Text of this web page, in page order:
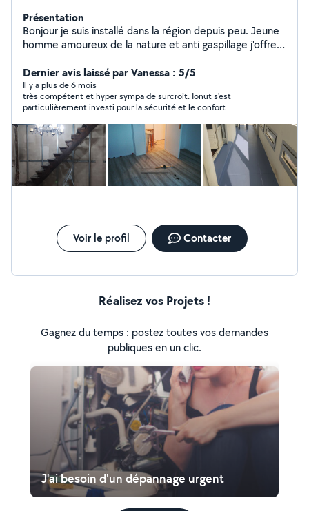
Présentation
Bonjour je suis installé dans la région depuis peu. Jeune
homme amoureux de la nature et anti gaspillage j'offre
restauration de divers objets. N'hésitez pas à me
contacter pour qu'ensemble nous donnons vie a vos
souhaits!
Dernier avis laissé par Vanessa : 5/5
Il y a plus de 6 mois
très compétent et hyper sympa de surcroît. Ionut s'est
particulièrement investi pour la sécurité et le confort
de lui et c'est appréciable. Je vous le recommande !
Voir le profil Contacter
Réalisez vos Projets !
Gagnez du temps : postez toutes vos demandes
publiques en un clic.
J'ai besoin d'un dépannage urgent